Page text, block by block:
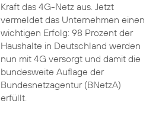
Kraft das 4G-Netz aus. Jetzt
vermeldet das Unternehmen einen
wichtigen Erfolg: 98 Prozent der
Haushalte in Deutschland werden
nun mit 4G versorgt und damit die
bundesweite Auflage der
Bundesnetzagentur (BNetzA)
erfüllt.